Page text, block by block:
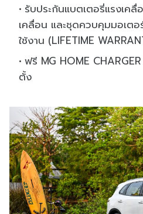
รับประกันแบตเตอรี่แรงเค
เคลื่อน และชุดควบคุมมอเต
ใช้งาน (LIFETIME
ฟรี MG HOME
ตั้ง